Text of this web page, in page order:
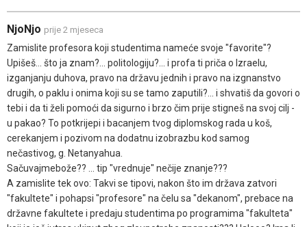
NjoNjo prije 2 mjeseca
Zamislite profesora koji studentima nameće svoje "favorite"?
Upišeš... što ja znam?... politologiju?... i profa ti priča o Izraelu,
izganjanju duhova, pravo na državu jednih i pravo na izgnanstvo
drugih, o paklu i onima koji su se tamo zaputili?... i shvatiš da govori o
tebi i da ti želi pomoći da sigurno i brzo čim prije stigneš na svoj cilj -
u pakao? To potkrijepi i bacanjem tvog diplomskog rada u koš,
cerekanjem i pozivom na dodatnu izobrazbu kod samog
nečastivog, g. Netanyahua.
Sačuvajmebože?? ... tip "vrednuje" nečije znanje???
A zamislite tek ovo: Takvi se tipovi, nakon što im država zatvori
"fakultete" i pohapsi "profesore" na čelu sa "dekanom", prebace na
državne fakultete i predaju studentima po programima "fakulteta"